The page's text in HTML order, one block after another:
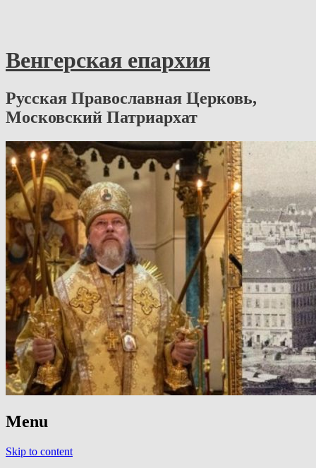
Венгерская епархия
Русская Православная Церковь,
Московский Патриархат
Menu
Skip to content